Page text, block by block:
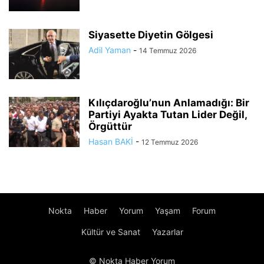
Siyasette Diyetin Gölgesi
Adil Yaman - 14 Temmuz 2026
Kılıçdaroğlu’nun Anlamadığı: Bir
Partiyi Ayakta Tutan Lider Değil,
Örgüttür
Hasan BAKİ - 12 Temmuz 2026
Nokta Haber Yorum Yaşam Forum
Kültür ve Sanat Yazarlar
© Nokta Haber Yorum